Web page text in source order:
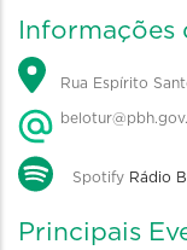
Informações
Rua Espírito
Spotify Rádio
Principais